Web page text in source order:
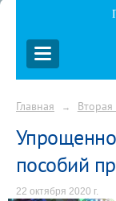
Главная →
пособий
22 октября 2020 г.